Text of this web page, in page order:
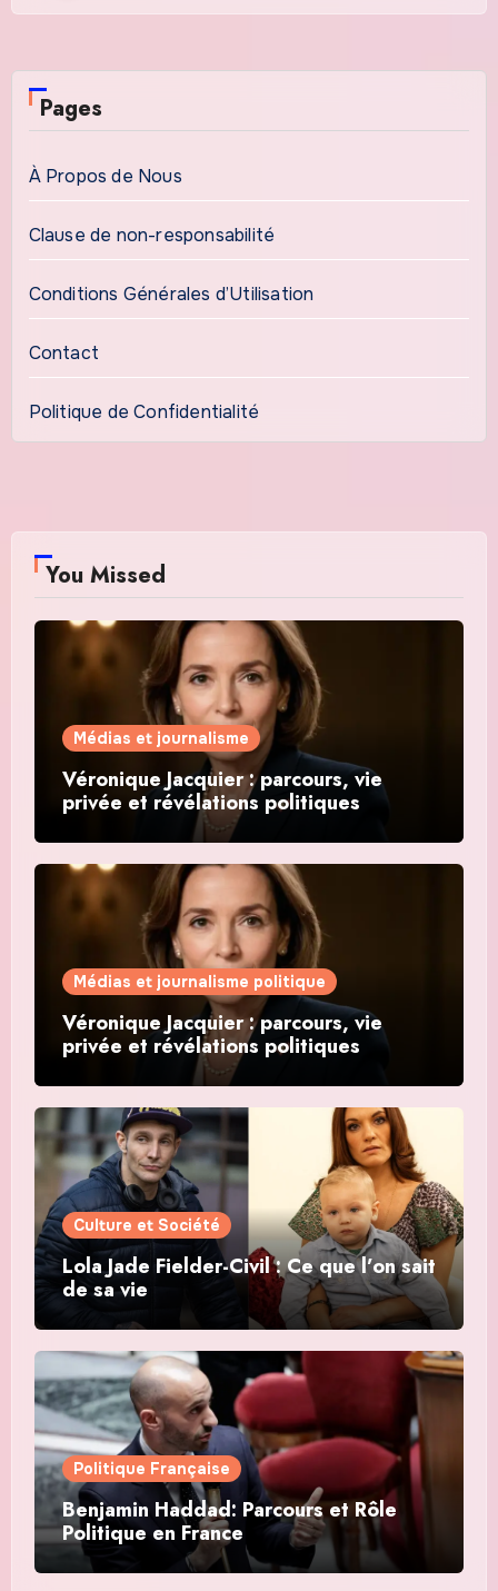
Pages
À Propos de Nous
Clause de non-responsabilité
Conditions Générales d’Utilisation
Contact
Politique de Confidentialité
You Missed
Médias et journalisme
Véronique Jacquier : parcours, vie
privée et révélations politiques
Médias et journalisme politique
Véronique Jacquier : parcours, vie
privée et révélations politiques
Culture et Société
Lola Jade Fielder-Civil : Ce que l’on sait
de sa vie
Politique Française
Benjamin Haddad: Parcours et Rôle
Politique en France